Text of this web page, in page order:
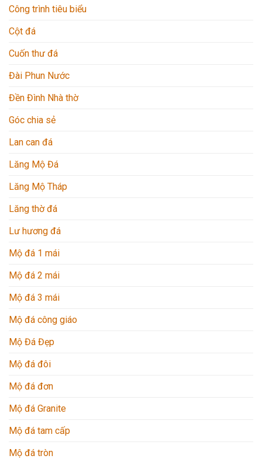
Công trình tiêu biểu
Cột đá
Cuốn thư đá
Đài Phun Nước
Đền Đình Nhà thờ
Góc chia sẻ
Lan can đá
Lăng Mộ Đá
Lăng Mộ Tháp
Lăng thờ đá
Lư hương đá
Mộ đá 1 mái
Mộ đá 2 mái
Mộ đá 3 mái
Mộ đá công giáo
Mộ Đá Đẹp
Mộ đá đôi
Mộ đá đơn
Mộ đá Granite
Mộ đá tam cấp
Mộ đá tròn